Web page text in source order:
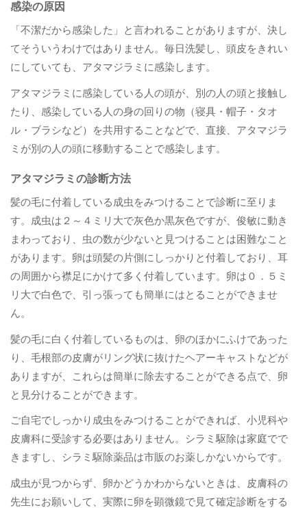
​感染の原因
「不潔だから感染した」と言われることがありますが、決し
てそういうわけではありません。毎日洗髪し、頭皮をきれい
にしていても、アタマジラミに感染します。
アタマジラミに感染している人の頭が、別の人の頭と接触し
たり、感染している人の身の回りの物（寝具・帽子・タオ
ル・ブラシなど）を共用することなどで、直接、アタマジラ
ミが別の人の頭に移動することで感染します。
アタマジラミの診断方法
髪の毛に付着している成虫をみつけることで診断に至りま
す。成虫は２～４ミリ大で灰色か黒灰色ですが、俊敏に動き
まわっており、虫の数が少ないと見つけることは困難なこと
があります。卵は頭髪の片側にしっかりと付着しており、耳
の周囲から襟足にかけて多く付着しています。卵は０．５ミ
リ大で白色で、引っ張っても簡単にはとることができませ
ん。
髪の毛に白く付着しているものは、卵のほかにふけであった
り、毛根部の皮膚がリング状に抜けたヘアーキャストなどが
ありますが、これらは簡単に除去することができる点で、卵
と見分けることができます。
ご自宅でしっかり成虫をみつけることができれば、小児科や
皮膚科に受診する必要はありません。シラミ駆除は家庭でで
きますし、シラミ駆除薬品は市販のお薬しかないからです。
成虫が見つからず、卵かどうかわからないときは、皮膚科の
先生にお願いして、実際に卵を顕微鏡で見て確定診断をする